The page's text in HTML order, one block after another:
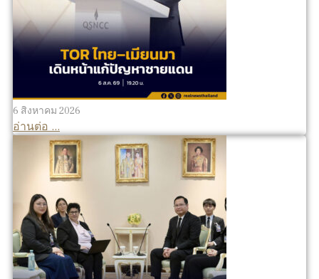
6 สิงหาคม 2026
อ่านต่อ ...